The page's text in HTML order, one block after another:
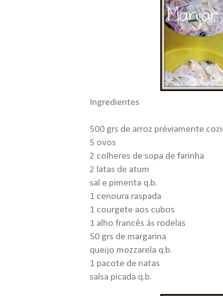
Ingredientes
500 grs de arroz préviamente
5 ovos
2 colheres de sopa de farinha
2 latas de atum
sal e pimenta q.b.
1 cenoura raspada
1 courgete aos cubos
1 alho francês ás rodelas
50 grs de margarina
queijo mozzarela q.b.
1 pacote de natas
salsa picada q.b.